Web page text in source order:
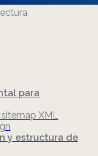
para
XML
y estructura de